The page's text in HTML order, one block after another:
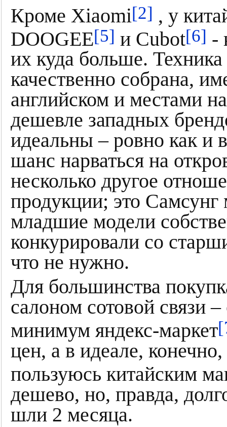
Кроме Xiaomi[2] , у
DOOGEE[5] и Cubot[6] -
их куда больше.
качественно собрана,
английском и местами
дешевле западных
идеальны – ровно как и
шанс нарваться на
несколько другое
продукции; это Самсунг
младшие модели
конкурировали со
что не нужно.
Для большинства
салоном сотовой связи
минимум яндекс-маркет
цен, а в идеале,
пользуюсь китайским
дешево, но, правда,
шли 2 месяца.